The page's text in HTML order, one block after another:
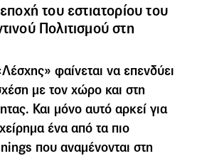
του εστιατορίου του
Πολιτισμού στη
φαίνεται να επενδύει
με τον χώρο και στη
Και μόνο αυτό αρκεί για
ένα από τα πιο
που αναμένονται στη